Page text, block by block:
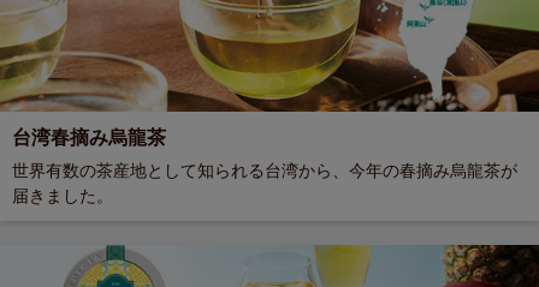
台湾春摘み烏龍茶
世界有数の茶産地として知られる台湾から、今年の春摘み烏龍茶が
届きました。